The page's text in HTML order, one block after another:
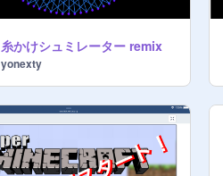
糸かけシュミレーター remix
yonexty